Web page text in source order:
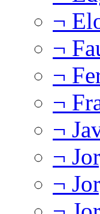
¬
¬
¬
¬
¬
¬
¬